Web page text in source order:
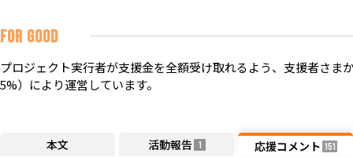
FOR GOOD
プロジェクト実行者が支援金を全額受け取れるよう、支援者さま
5%）により運営しています。
本文 活動報告 1 応援コメント 151